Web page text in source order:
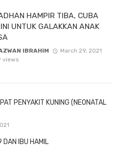
HAMPIR TIBA, CUBA
UNTUK GALAKKAN ANAK
IBRAHIM
March 29, 2021
views
PENYAKIT KUNING (NEONATAL
DAN IBU HAMIL